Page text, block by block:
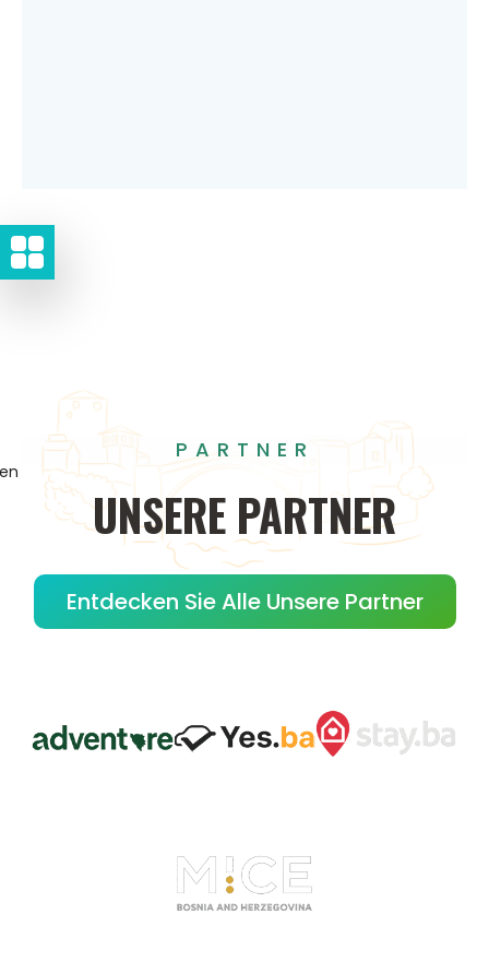
PARTNER
UNSERE PARTNER
Entdecken Sie Alle Unsere Partner